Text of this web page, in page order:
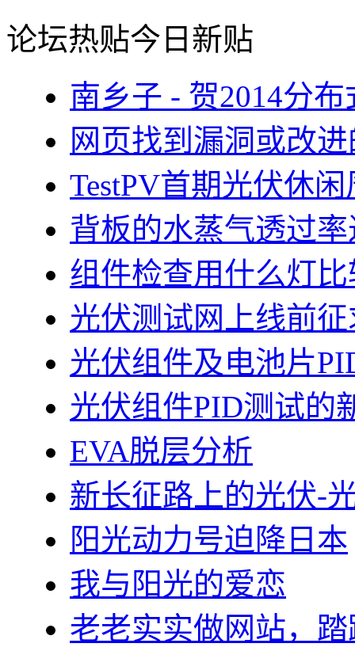
论坛热贴今日新贴
南乡子 - 贺2014分
网页找到漏洞或改
TestPV首期光伏休
背板的水蒸气透过
组件检查用什么灯
光伏测试网上线前
光伏组件及电池片
光伏组件PID测试的
EVA脱层分析
新长征路上的光伏-
阳光动力号迫降日本
我与阳光的爱恋
老老实实做网站，